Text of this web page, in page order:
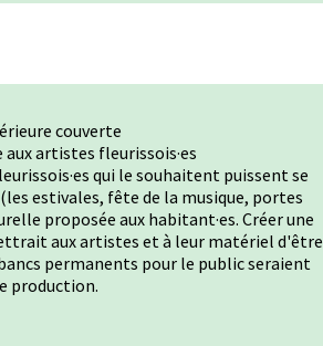
couverte
artistes fleurissois·es
qui le souhaitent puissent se
estivales, fête de la musique, portes
proposée aux habitant·es. Créer une
aux artistes et à leur matériel d'être
permanents pour le public seraient
production.